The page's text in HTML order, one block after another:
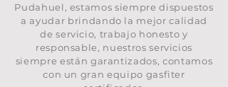
Pudahuel, estamos siempre dispuestos
a ayudar brindando la mejor calidad
de servicio, trabajo honesto y
responsable, nuestros servicios
siempre están garantizados, contamos
con un gran equipo gasfiter